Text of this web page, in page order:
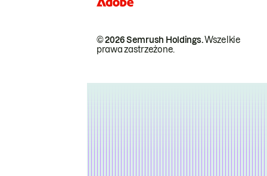
© 2026 Semrush Holdings.Wszelkie
prawa zastrzeżone.